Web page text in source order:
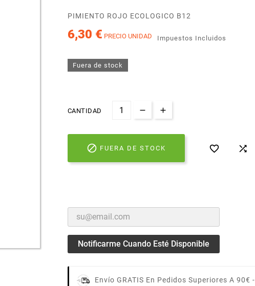
PIMIENTO ROJO ECOLOGICO B12
6,30 € PRECIO UNIDAD Impuestos Incluidos
Fuera de stock
CANTIDAD
 FUERA DE STOCK  
Notificarme Cuando Esté Disponible
Envío GRATIS En Pedidos Superiores A 90€ -